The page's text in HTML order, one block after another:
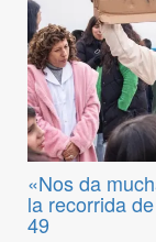
«Nos da
la recorrida
49